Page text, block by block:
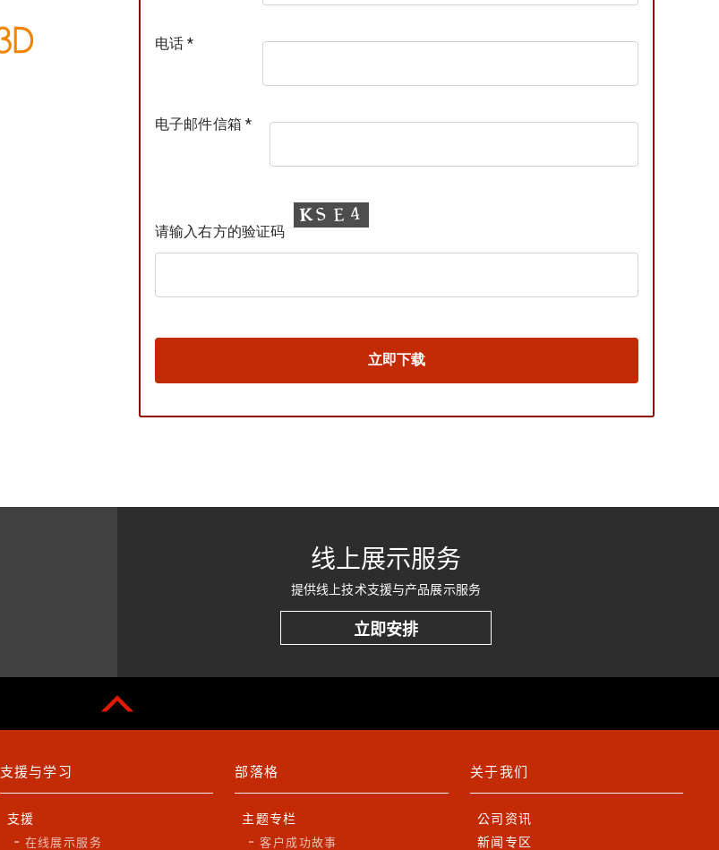
电话 *
电子邮件信箱 *
请输入右方的验证码
线上展示服务
提供线上技术支援与产品展示服务
立即安排
支援与学习
支援
在线展示服务
部落格
主题专栏
客户成功故事
关于我们
公司资讯
新闻专区